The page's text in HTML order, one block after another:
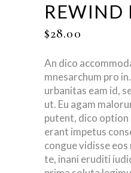
REWIND
$28.00
An dico
mnesarchum pro
urbanitas eam id,
ut. Eu agam
putent, dico option
erant impetus
congue vidisse
te, inani eruditi